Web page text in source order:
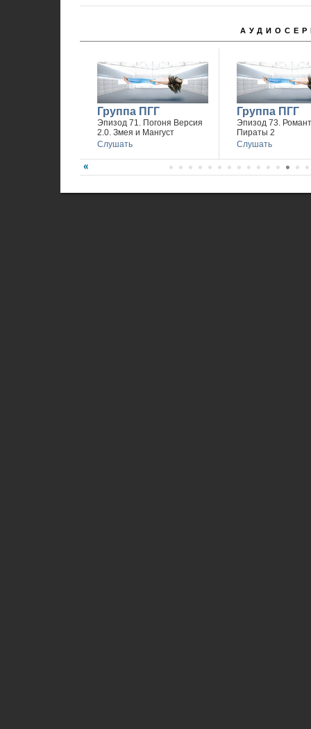
Группа ПГГ
Эпизод 71. Погоня Версия
2.0. Змея и Мангуст
Слушать
Группа ПГГ
Эпизод 73.
Пираты 2
Слушать